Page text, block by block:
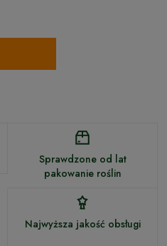
Sprawdzone od lat
pakowanie roślin
Najwyższa jakość obsługi